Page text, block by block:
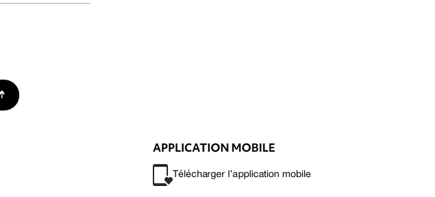
APPLICATION MOBILE
Télécharger l’application mobile